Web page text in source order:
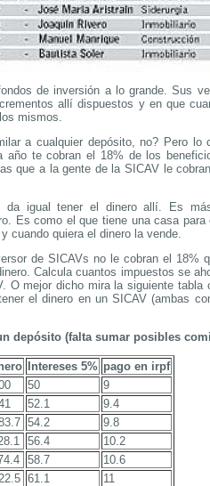
de inversión a lo grande. Sus
allí dispuestos y en que
mismos.
a cualquier depósito, no? Pero lo
año te cobran el 18% de los
que a la gente de la SICAV le
igual tener el dinero allí. Es
Es como el que tiene una casa para
cuando quiera el dinero la vende.
de SICAVs no le cobran el 18%
Calcula cuantos impuestos se
O mejor dicho mira la siguiente tabla
el dinero en un SICAV (ambas
depósito (falta sumar posibles
Intereses 5% pago en irpf
50
9
52.1
9.4
54.2
9.8
56.4
10.2
58.7
10.6
61.1
11